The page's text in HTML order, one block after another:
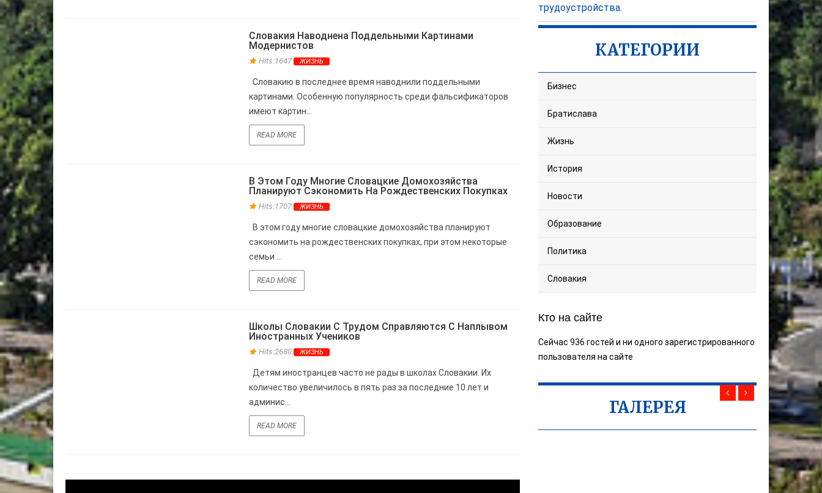
Словакия Наводнена Поддельными Картинами
Модернистов
Hits:1647 ЖИЗНЬ
Словакию в последнее время наводнили поддельными
картинами. Особенную популярность среди фальсификаторов
имеют картин...
READ MORE
В Этом Году Многие Словацкие Домохозяйства
Планируют Сэкономить На Рождественских Покупках
Hits:1707 ЖИЗНЬ
В этом году многие словацкие домохозяйства планируют
сэкономить на рождественских покупках, при этом некоторые
семьи ...
READ MORE
Школы Словакии С Трудом Справляются С Наплывом
Иностранных Учеников
Hits:2680 ЖИЗНЬ
Детям иностранцев часто не рады в школах Словакии. Их
количество увеличилось в пять раз за последние 10 лет и
админис...
READ MORE
трудоустройства.
КАТЕГОРИИ
Бизнес
Братислава
Жизнь
История
Новости
Образование
Политика
Словакия
Кто на сайте
Сейчас 936 гостей и ни одного зарегистрированного
пользователя на сайте
ГАЛЕРЕЯ